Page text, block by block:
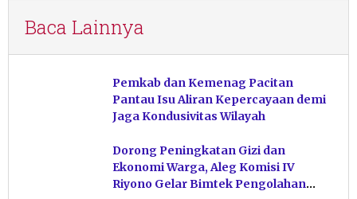
Baca Lainnya
Pemkab dan Kemenag Pacitan
Pantau Isu Aliran Kepercayaan demi
Jaga Kondusivitas Wilayah
Dorong Peningkatan Gizi dan
Ekonomi Warga, Aleg Komisi IV
Riyono Gelar Bimtek Pengolahan